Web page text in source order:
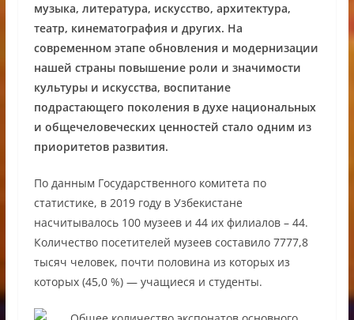
музыка, литература, искусство, архитектура,
театр, кинематография и других. На
современном этапе обновления и модернизации
нашей страны повышение роли и значимости
культуры и искусства, воспитание
подрастающего поколения в духе национальных
и общечеловеческих ценностей стало одним из
приоритетов развития.
По данным Государственного комитета по
статистике, в 2019 году в Узбекистане
насчитывалось 100 музеев и 44 их филиалов – 44.
Количество посетителей музеев составило 7777,8
тысяч человек, почти половина из которых из
которых (45,0 %) — учащиеся и студенты.